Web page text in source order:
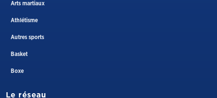
Arts martiaux
Athlétisme
Autres sports
Basket
Boxe
Le réseau